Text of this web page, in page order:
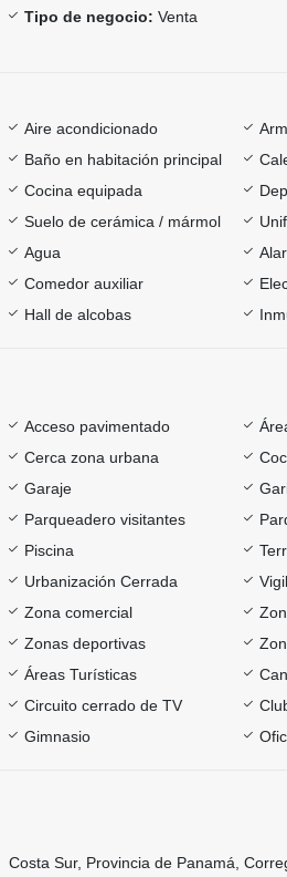
Tipo de negocio: Venta
Aire acondicionado
Baño en habitación principal
Cocina equipada
Suelo de cerámica / mármol
Agua
Comedor auxiliar
Hall de alcobas
Acceso pavimentado
Cerca zona urbana
Garaje
Parqueadero visitantes
Piscina
Urbanización Cerrada
Zona comercial
Zonas deportivas
Áreas Turísticas
Circuito cerrado de TV
Gimnasio
Costa Sur, Provincia de Panamá,